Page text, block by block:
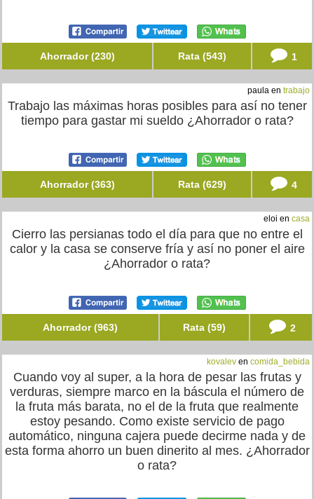
Ahorrador (230) Rata (543) 1
paula en trabajo
Trabajo las máximas horas posibles para así no tener
tiempo para gastar mi sueldo ¿Ahorrador o rata?
Ahorrador (363) Rata (629) 4
eloi en casa
Cierro las persianas todo el día para que no entre el
calor y la casa se conserve fría y así no poner el aire
¿Ahorrador o rata?
Ahorrador (963) Rata (59) 2
kovalev en comida_bebida
Cuando voy al super, a la hora de pesar las frutas y
verduras, siempre marco en la báscula el número de
la fruta más barata, no el de la fruta que realmente
estoy pesando. Como existe servicio de pago
automático, ninguna cajera puede decirme nada y de
esta forma ahorro un buen dinerito al mes. ¿Ahorrador
o rata?